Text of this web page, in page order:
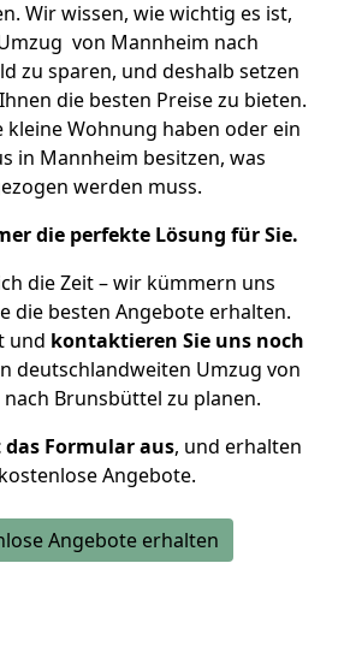
Wir wissen, wie wichtig es ist,
von Mannheim nach
zu sparen, und deshalb setzen
die besten Preise zu bieten.
kleine Wohnung haben oder ein
in Mannheim besitzen, was
werden muss.
die perfekte Lösung für Sie.
die Zeit – wir kümmern uns
die besten Angebote erhalten.
und kontaktieren Sie uns noch
deutschlandweiten Umzug von
Brunsbüttel zu planen.
Formular aus, und erhalten
Angebote.
Angebote erhalten